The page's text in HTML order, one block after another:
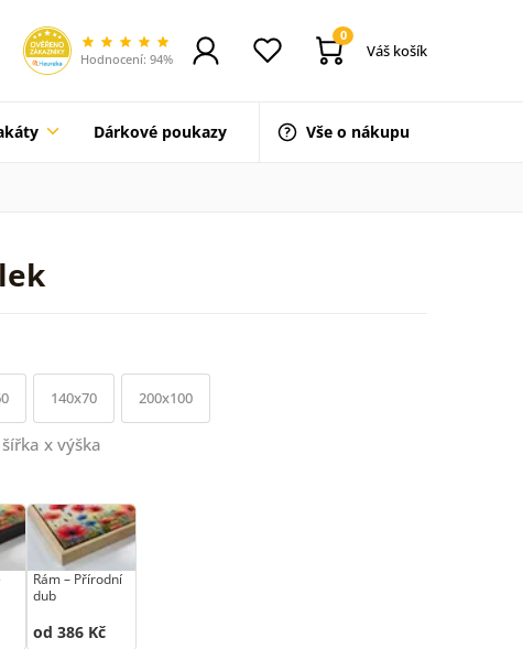
Hodnocení: 94%
0
Váš košík
Dárkové poukazy Vše o nákupu
140x70 200x100
x výška
Rám –⁠⁠⁠⁠⁠⁠ Přírodní
dub
od 386 Kč